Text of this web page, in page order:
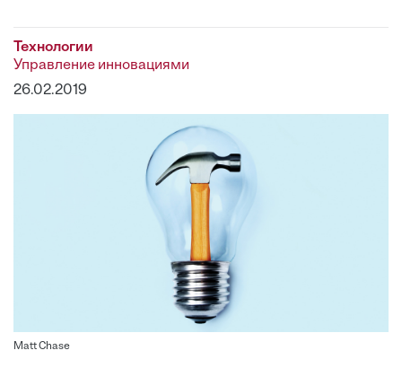
Технологии
Управление инновациями
26.02.2019
Matt Chase